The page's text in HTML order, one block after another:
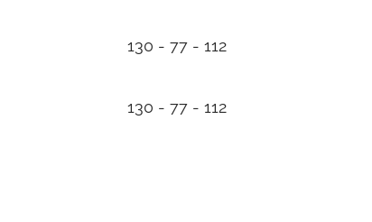
130 - 77 - 112
130 - 77 - 112